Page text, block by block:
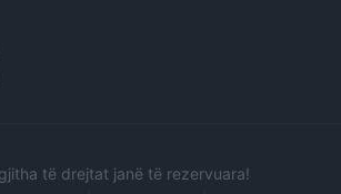
të drejtat janë të rezervuara!